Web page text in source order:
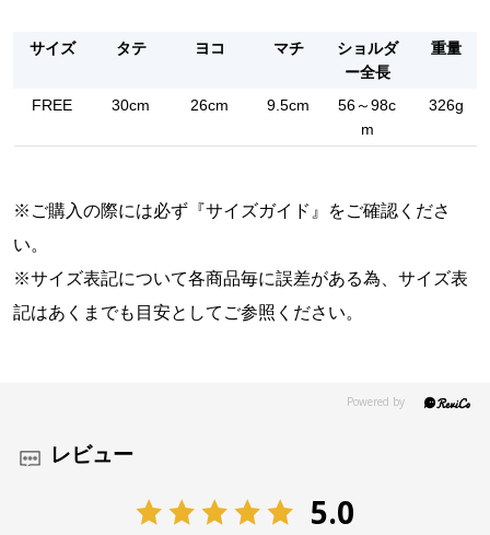
サイズ タテ ヨコ マチ
ショルダ
ー全長
重量
FREE 30cm 26cm 9.5cm
56～98c
m
326g
※ご購入の際には必ず『サイズガイド 』をご確認くださ
い。
※サイズ表記について各商品毎に誤差がある為、サイズ表
記はあくまでも目安としてご参照ください。
レビュー
5.0